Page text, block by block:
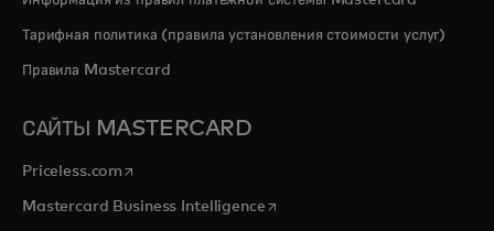
Тарифная политика (правила установления стоимости услуг)
Правила Mastercard
САЙТЫ MASTERCARD
Priceless.com opens in a new tab
Mastercard Business Intelligenceopens in a new tab